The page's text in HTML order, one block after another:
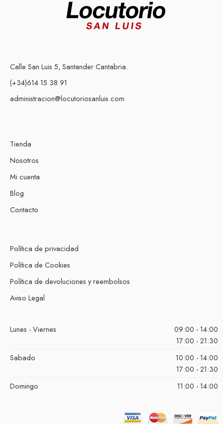
Calle San Luis 5, Santander Cantabria.
(+34)614 15 38 91
administracion@locutoriosanluis.com
Tienda
Nosotros
Mi cuenta
Blog
Contacto
Política de privacidad
Política de Cookies
Política de devoluciones y reembolsos
Aviso Legal
Lunes - Viernes
09:00 - 14:00
17:00 - 21:30
Sabado
10:00 - 14:00
17:00 - 21:30
Domingo
11:00 - 14:00